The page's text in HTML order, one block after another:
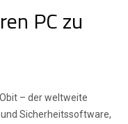
PC zu
– der weltweite
Sicherheitssoftware,